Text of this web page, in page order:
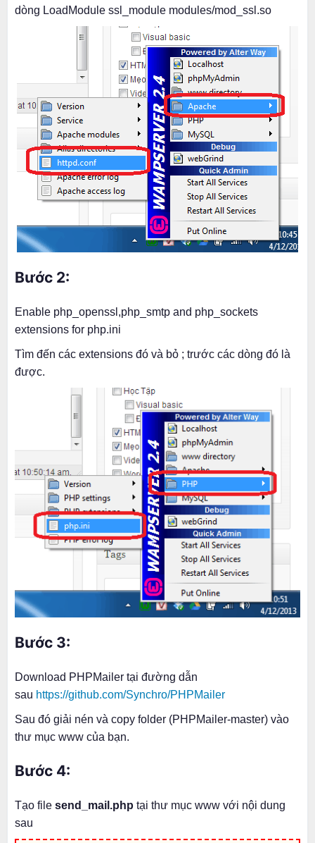
dòng LoadModule ssl_module modules/mod_ssl.so
Bước 2:
Enable php_openssl,php_smtp and php_sockets
extensions for php.ini
Tìm đến các extensions đó và bỏ ; trước các dòng đó là
được.
Bước 3:
Download PHPMailer tại đường dẫn
sau https://github.com/Synchro/PHPMailer
Sau đó giải nén và copy folder (PHPMailer-master) vào
thư mục www của bạn.
Bước 4:
Tạo file send_mail.php tại thư mục www với nội dung
sau